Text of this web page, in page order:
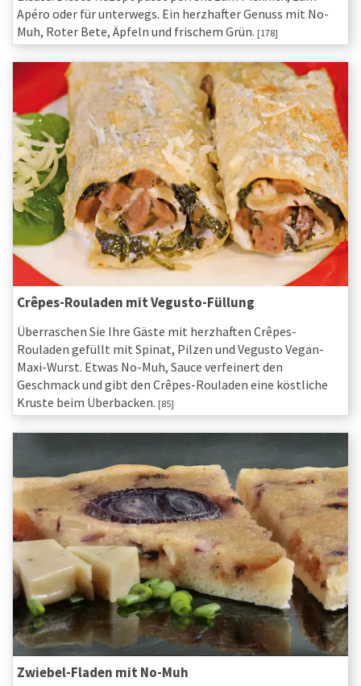
Apéro oder für unterwegs. Ein herzhafter Genuss mit No-
Muh, Roter Bete, Äpfeln und frischem Grün. [178]
Crêpes-Rouladen mit Vegusto-Füllung
Überraschen Sie Ihre Gäste mit herzhaften Crêpes-
Rouladen gefüllt mit Spinat, Pilzen und Vegusto Vegan-
Maxi-Wurst. Etwas No-Muh, Sauce verfeinert den
Geschmack und gibt den Crêpes-Rouladen eine köstliche
Kruste beim Überbacken. [85]
Zwiebel-Fladen mit No-Muh